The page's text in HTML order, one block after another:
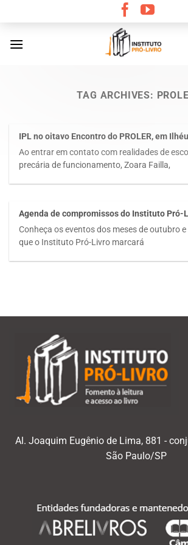
content
TAG ARCHIVES:
IPL no oitavo Encontro do PROLER, em
Ao entrar em contato com realidades de
precária de funcionamento, Zoara Failla,
Agenda de compromissos do Instituto Pró-
Conheça os eventos dos meses de outubro
que o Instituto Pró-Livro marcará
Al. Joaquim Eugênio de Lima, 881 -
São Paulo/SP